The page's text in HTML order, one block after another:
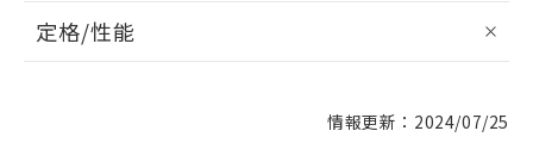
定格/性能
情報更新：2024/07/25